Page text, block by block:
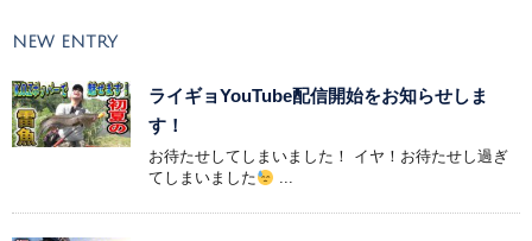
NEW ENTRY
ライギョYouTube配信開始をお知らせしま
す！
お待たせしてしまいました！ イヤ！お待たせし過ぎ
てしまいました
...